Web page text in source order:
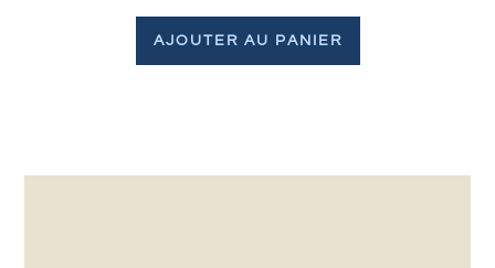
AJOUTER AU PANIER